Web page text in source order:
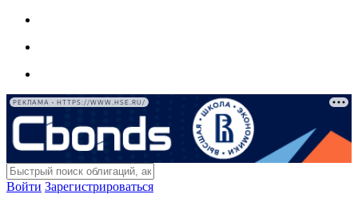
РЕКЛАМА • HTTPS://WWW.HSE.RU/
Войти Зарегистрироваться